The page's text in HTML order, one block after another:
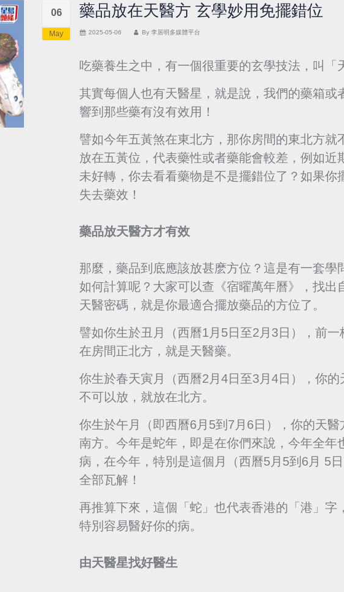
06
May
藥品放在天醫方 玄學妙用免擺錯位
2025-05-06 By 李居明多媒體平台
吃藥養生之中，有一個很重要的玄學技法，叫「
其實每個人也有天醫星，就是說，我們的藥箱或
響到那些藥有沒有效用！
譬如今年五黃煞在東北方，那你房間的東北方就
放在五黃位，代表藥性或者藥能會較差，例如近
未好轉，你去看看藥物是不是擺錯位了？如果你
失去藥效！
藥品放天醫方才有效
那麼，藥品到底應該放甚麽方位？這是有一套學
如何計算呢？大家可以查《宿曜萬年曆》，找出
天醫密碼，就是你最適合擺放藥品的方位了。
譬如你生於丑月（西曆1月5日至2月3日），前
在房間正北方，就是天醫藥。
你生於春天寅月（西曆2月4日至3月4日），你
不可以放，就放在北方。
你生於午月（即西曆6月5到7月6日），你的天
南方。今年是蛇年，即是在你們來說，今年全年
病，在今年，特別是這個月（西曆5月5到6月 5
全部瓦解！
再推算下來，這個「蛇」也代表香港的「港」字
特別容易醫好你的病。
由天醫星找好醫生